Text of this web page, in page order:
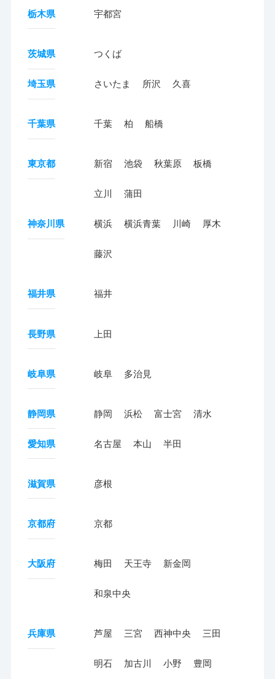
栃木県 宇都宮
茨城県 つくば
埼玉県 さいたま 所沢 久喜
千葉県 千葉 柏 船橋
東京都 新宿 池袋 秋葉原 板橋
立川 蒲田
神奈川県 横浜 横浜青葉 川崎 厚木
藤沢
福井県 福井
長野県 上田
岐阜県 岐阜 多治見
静岡県 静岡 浜松 富士宮 清水
愛知県 名古屋 本山 半田
滋賀県 彦根
京都府 京都
大阪府 梅田 天王寺 新金岡
和泉中央
兵庫県 芦屋 三宮 西神中央 三田
明石 加古川 小野 豊岡